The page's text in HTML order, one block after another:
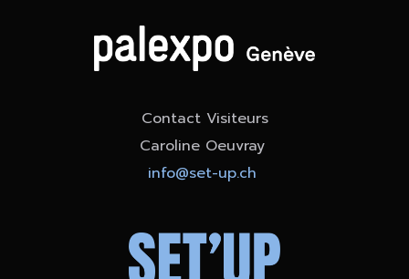
Contact Visiteurs
Caroline Oeuvray
info@set-up.ch